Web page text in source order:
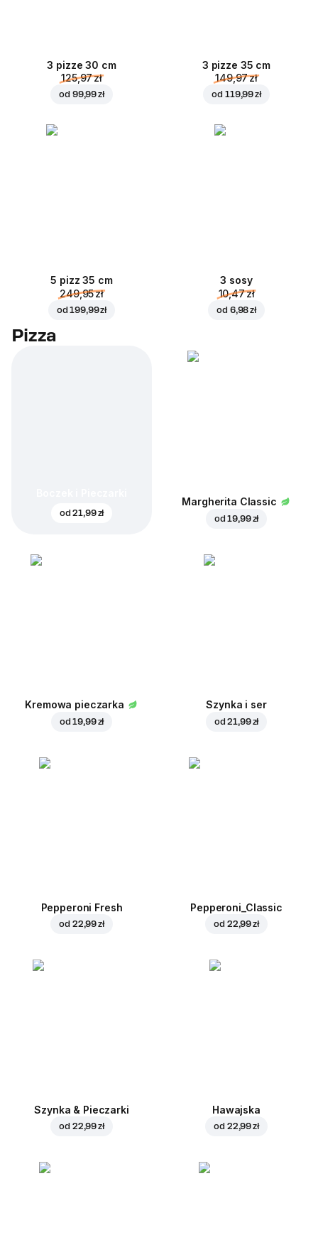
3 pizze 30 cm
125,97 zł
od 99,99 zł
3 pizze 35 cm
149,97 zł
od 119,99 zł
5 pizz 35 cm
249,95 zł
od199,99 zł
3 sosy
10,47 zł
od 6,98 zł
Pizza
od21,99 zł
Margherita Classic
od19,99 zł
Kremowa pieczarka
od19,99 zł
Szynka i ser
od21,99 zł
Pepperoni Fresh
od 22,99 zł
Pepperoni_Classic
od 22,99 zł
Szynka & Pieczarki
od 22,99 zł
Hawajska
od 22,99 zł